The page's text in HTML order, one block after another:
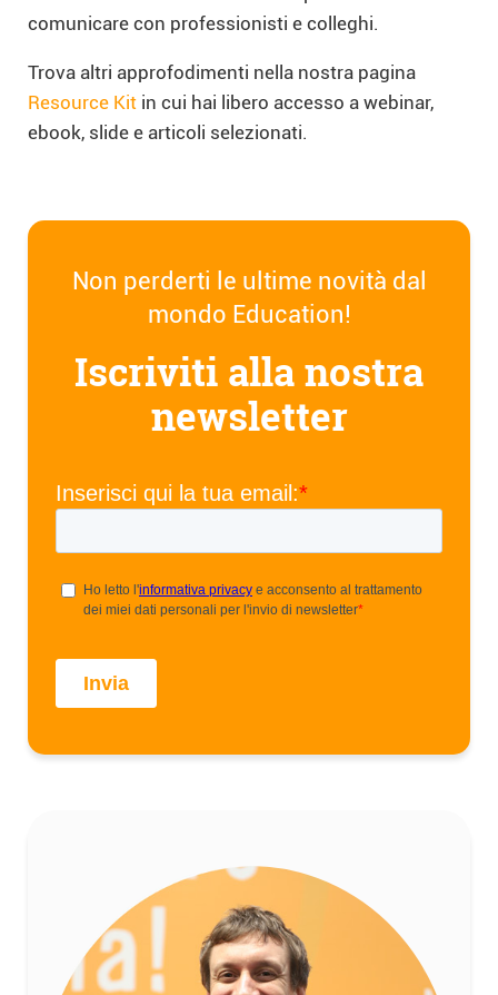
comunicare con professionisti e colleghi.
Trova altri approfodimenti nella nostra pagina
Resource Kit in cui hai libero accesso a webinar,
ebook, slide e articoli selezionati.
Non perderti le ultime novità dal
mondo Education!
Iscriviti alla nostra
newsletter